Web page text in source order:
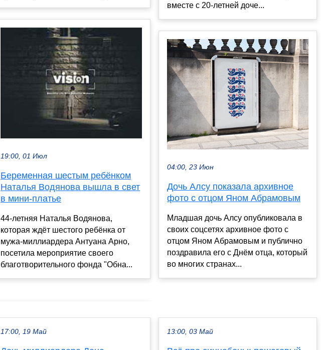
19:00, 01 Июл
Беременная шестым ребёнком
Наталья Водянова вышла в свет
в мини-платье
44-летняя Наталья Водянова,
которая ждёт шестого ребёнка от
мужа-миллиардера Антуана Арно,
посетила мероприятие своего
благотворительного фонда "Обна...
вместе с 20-летней доче...
04:00, 23 Июн
Дочь Алсу показала архивное
фото с отцом Яном Абрамовым
Младшая дочь Алсу опубликовала в
своих соцсетях архивное фото с
отцом Яном Абрамовым и публично
поздравила его с Днём отца, который
во многих странах...
17:00, 19 Май 13:00, 03 Май